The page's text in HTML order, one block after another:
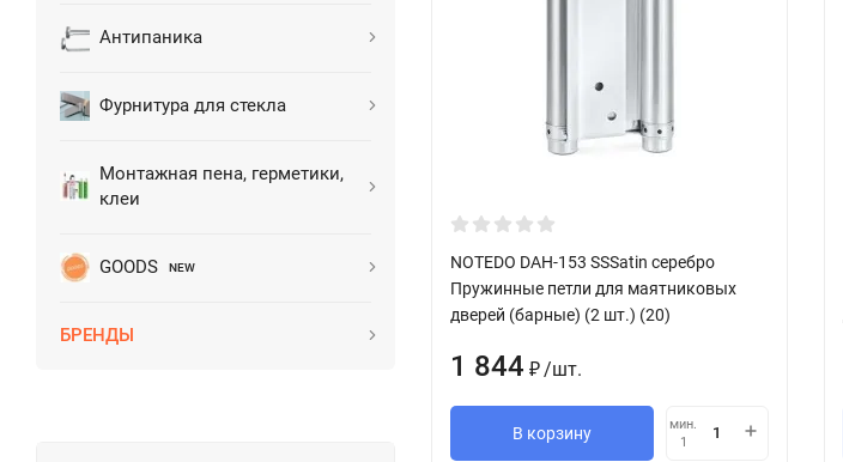
Антипаника
Фурнитура для стекла
Монтажная пена, герметики,
клеи
GOODS NEW
БРЕНДЫ
NOTEDO DAH-153 SSSatin серебро
Пружинные петли для маятниковых
дверей (барные) (2 шт.) (20)
1 844 ₽ /шт.
В корзину
мин.
1